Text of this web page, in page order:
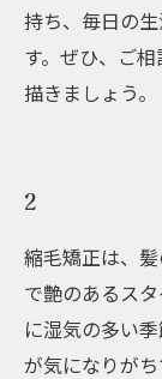
持ち、毎日の
す。ぜひ、ご
描きましょう。
2
縮毛矯正は、
で艶のあるス
に湿気の多い
が気になりが